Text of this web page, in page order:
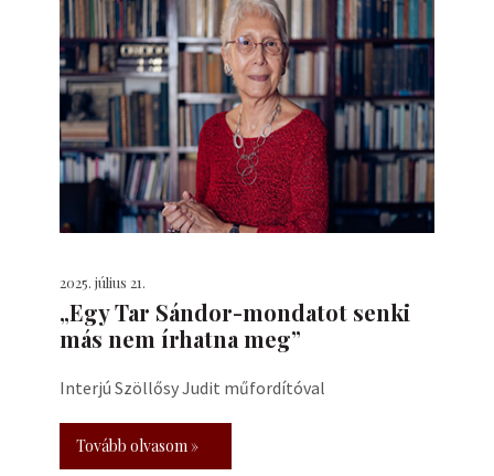
2025. július 21.
„Egy Tar Sándor-mondatot senki
más nem írhatna meg”
Interjú Szöllősy Judit műfordítóval
Tovább olvasom »